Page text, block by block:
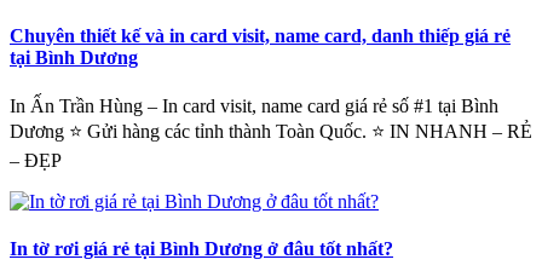
Chuyên thiết kế và in card visit, name card, danh thiếp giá rẻ
tại Bình Dương
In Ấn Trần Hùng – In card visit, name card giá rẻ số #1 tại Bình
Dương ⭐ Gửi hàng các tỉnh thành Toàn Quốc. ⭐ IN NHANH – RẺ
– ĐẸP
In tờ rơi giá rẻ tại Bình Dương ở đâu tốt nhất?